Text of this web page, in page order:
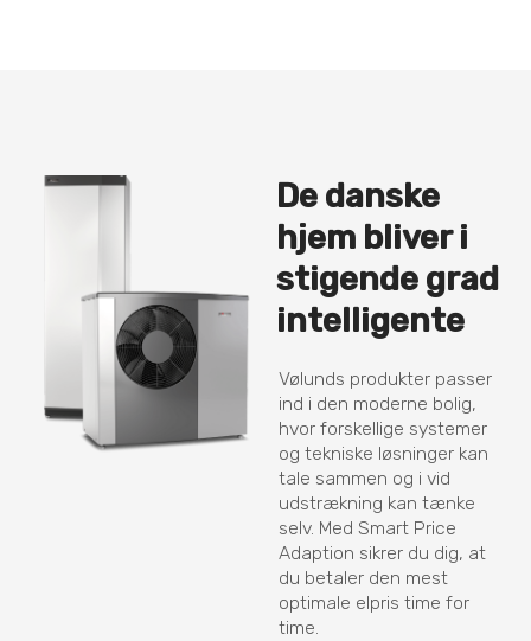
De danske
hjem bliver i
stigende grad
intelligente
Vølunds produkter passer
ind i den moderne bolig,
hvor forskellige systemer
og tekniske løsninger kan
tale sammen og i vid
udstrækning kan tænke
selv. Med Smart Price
Adaption sikrer du dig, at
du betaler den mest
optimale elpris time for
time.